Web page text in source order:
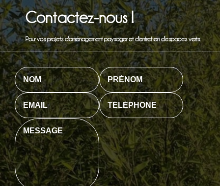
Contactez-nous !
Pour vos projets d'aménagement paysager et d'entretien d'espaces verts.